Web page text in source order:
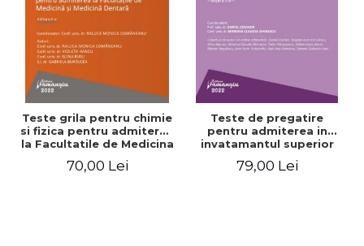
Teste grila pentru chimie
si fizica pentru admiterea
la Facultatile de Medicina
si Medicina Dentara.
Editia a II-a - Raluca
70,00 Lei
Teste de pregatire
pentru admiterea in
invatamantul superior
medical. Editia a V-a -
Daniel Cochior, Minerva
79,00 Lei